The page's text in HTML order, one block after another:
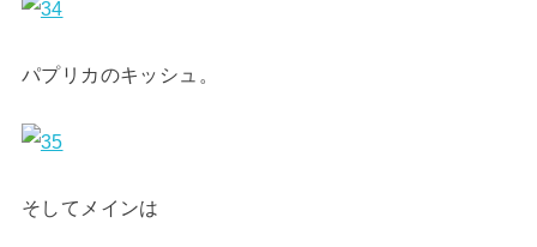
パプリカのキッシュ。
そしてメインは